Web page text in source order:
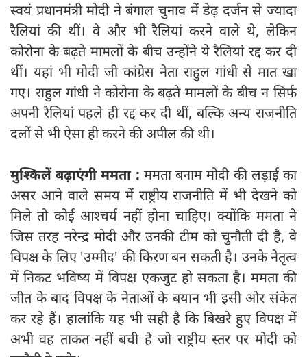
स्वयं प्रधानमंत्री मोदी ने बंगाल चुनाव में डेढ़ दर्जन से ज्यादा
रैलियां की थीं। वे और भी रैलियां करने वाले थे, लेकिन
कोरोना के बढ़ते मामलों के बीच उन्होंने ये रैलियां रद्द कर दी
थीं। यहां भी मोदी जी कांग्रेस नेता राहुल गांधी से मात खा
गए। राहुल गांधी ने कोरोना के बढ़ते मामलों के बीच न सिर्फ
अपनी रैलियां पहले ही रद्द कर दी थीं, बल्कि अन्य राजनीति
दलों से भी ऐसा ही करने की अपील की थी।
मुश्किलें बढ़ाएंगी ममता : ममता बनाम मोदी की लड़ाई का
असर आने वाले समय में राष्ट्रीय राजनीति में भी देखने को
मिले तो कोई आश्चर्य नहीं होना चाहिए। क्योंकि ममता ने
जिस तरह नरेन्द्र मोदी और उनकी टीम को चुनौती दी है, वे
विपक्ष के लिए 'उम्मीद' की किरण बन सकती है। उनके नेतृत्व
में निकट भविष्य में विपक्ष एकजुट हो सकता है। ममता की
जीत के बाद विपक्ष के नेताओं के बयान भी इसी ओर संकेत
कर रहे हैं। हालांकि यह भी सही है कि बिखरे हुए विपक्ष में
अभी वह ताकत नहीं बची है जो राष्ट्रीय स्तर पर मोदी को